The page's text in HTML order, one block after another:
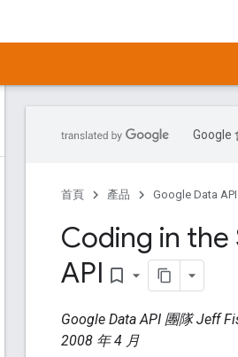
Google
首頁 產品 Google Data
Coding in the
API bookmark_border
Google Data API 團隊 Jeff
2008 年 4 月